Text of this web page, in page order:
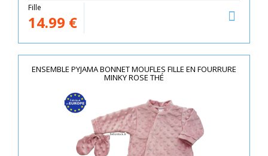
Fille
14.99 €
ENSEMBLE PYJAMA BONNET MOUFLES FILLE EN FOURRURE
MINKY ROSE THÉ